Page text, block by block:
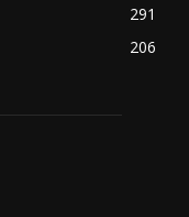
291
206